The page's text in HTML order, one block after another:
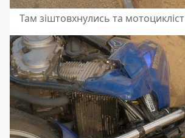
Там зіштовхнулись та мотоцикліст